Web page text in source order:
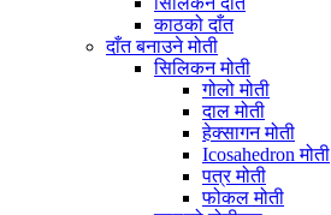
काठको दाँत
दाँत बनाउने मोती
सिलिकन मोती
गोलो मोती
दाल मोती
हेक्सागन मोती
Icosahedron मोती
पत्र मोती
फोकल मोती